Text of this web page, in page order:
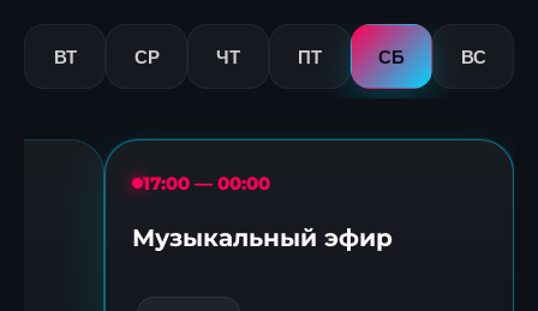
ВТ СР ЧТ ПТ СБ ВС
17:00 — 00:00
Музыкальный эфир